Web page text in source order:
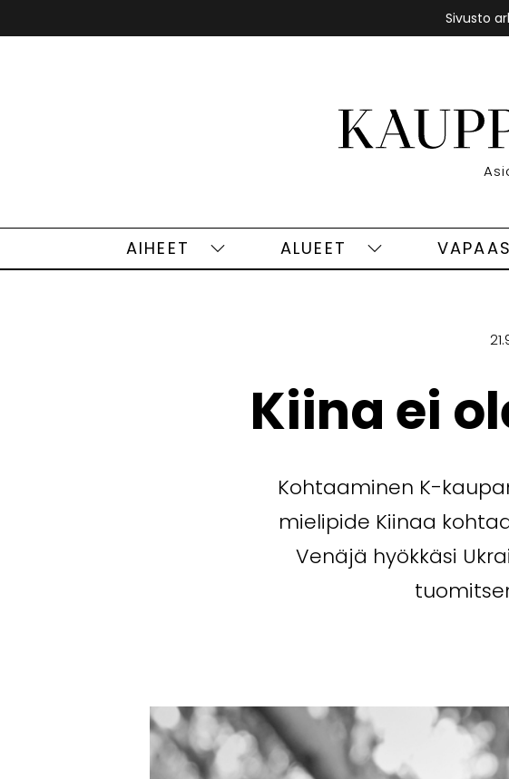
Sivusto
AIHEET
Aiheet
ALUEET
Alueet
Kiina ei
Kohtaaminen K-
mielipide Kiinaa
Venäjä hyökkäsi